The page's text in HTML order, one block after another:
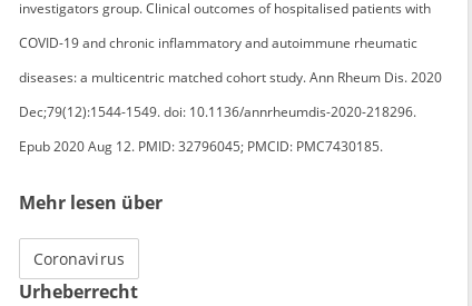
investigators group. Clinical outcomes of hospitalised patients with
COVID-19 and chronic inflammatory and autoimmune rheumatic
diseases: a multicentric matched cohort study. Ann Rheum Dis. 2020
Dec;79(12):1544-1549. doi: 10.1136/annrheumdis-2020-218296.
Epub 2020 Aug 12. PMID: 32796045; PMCID: PMC7430185.
Mehr lesen über
Coronavirus
Urheberrecht